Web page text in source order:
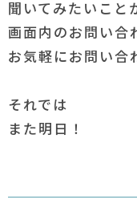
聞いてみたいこと
画面内のお問い合
お気軽にお問い合
それでは
また明日！